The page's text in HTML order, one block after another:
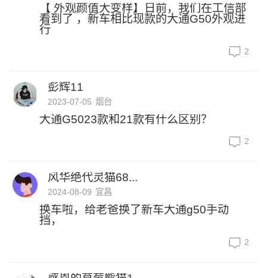
【 外观颜值大变样】日前，我们在工信部
看到了 ，新车相比现款的大通G50外观进
行
2
彭辉11
2023-07-05 烟台
大通G5023款和21款有什么区别？
2
风华绝代灵猫68...
2024-08-09 宜昌
换车啦，给老爸换了新车大通g50手动
挡，
2